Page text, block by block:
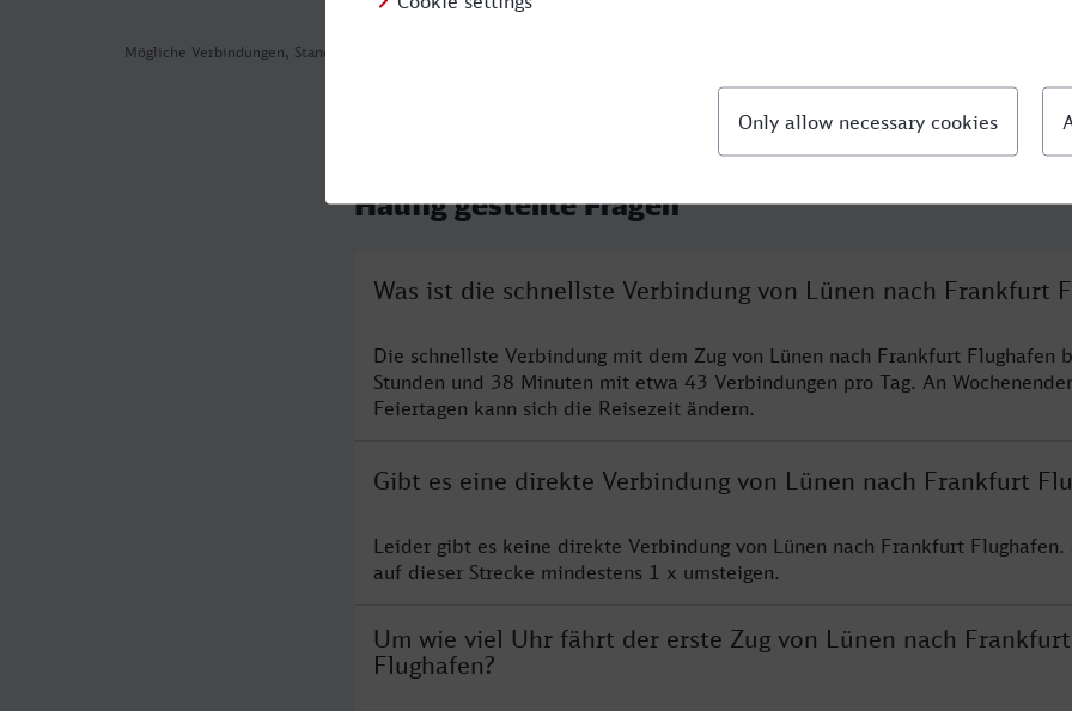
Mögliche Verbindungen, Stand: 2026-08-02 06:18
Häufig gestellte Fragen
Was ist die schnellste Verbindung von Lünen nach Frankfurt
Die schnellste Verbindung mit dem Zug von Lünen nach Frankfurt Flughafen
Stunden und 38 Minuten mit etwa 43 Verbindungen pro Tag. An
Feiertagen kann sich die Reisezeit ändern.
Gibt es eine direkte Verbindung von Lünen nach Frankfurt
Leider gibt es keine direkte Verbindung von Lünen nach Frankfurt Flughafen.
auf dieser Strecke mindestens 1 x umsteigen.
Um wie viel Uhr fährt der erste Zug von Lünen nach Frankfurt
Flughafen?